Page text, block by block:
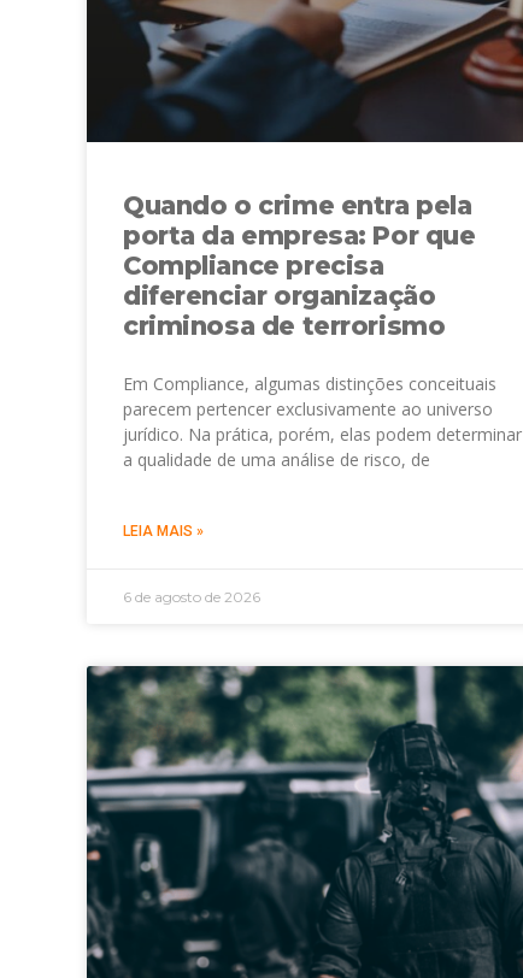
Quando o crime entra pela
porta da empresa: Por que
Compliance precisa
diferenciar organização
criminosa de terrorismo
Em Compliance, algumas distinções conceituais
parecem pertencer exclusivamente ao universo
jurídico. Na prática, porém, elas podem determinar
a qualidade de uma análise de risco, de
LEIA MAIS »
6 de agosto de 2026